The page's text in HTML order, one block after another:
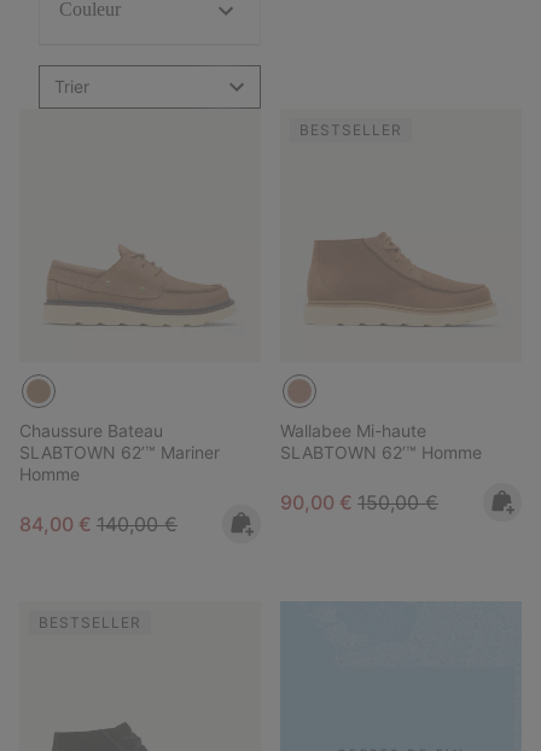
Couleur
Trier
Chaussure Bateau
SLABTOWN 62’™ Mariner
Homme
Sale price:
84,00 € Regular price:
140,00 €
BESTSELLER
Wallabee Mi-haute
SLABTOWN 62’™ Homme
Sale price:
90,00 € Regular price:
150,00 €
BESTSELLER